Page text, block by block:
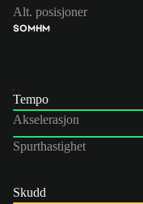
Alt. posisjoner
SOMHM
Tempo
Akselerasjon
Spurthastighet
Skudd